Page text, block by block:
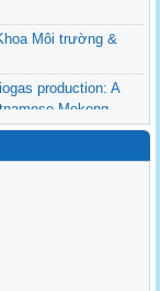
Môi trường &
production: A
Mekong
in the Vietnamese